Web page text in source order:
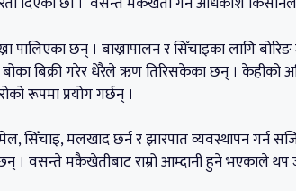
पालिएका छन् । बाख्रापालन र सिँचाइका लागि
बिक्री गरेर धेरैले ऋण तिरिसकेका छन् । केहीको
रूपमा प्रयोग गर्छन् ।
सिँचाइ, मलखाद छर्न र झारपात व्यवस्थापन गर्न
। वसन्ते मकैखेतीबाट राम्रो आम्दानी हुने भएकाले थप